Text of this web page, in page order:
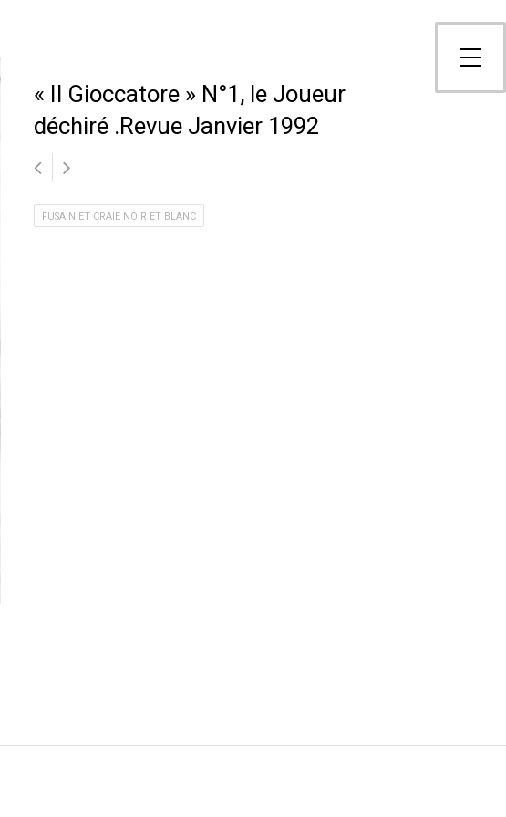
« Il Gioccatore » N°1, le Joueur
déchiré .Revue Janvier 1992
FUSAIN ET CRAIE NOIR ET BLANC